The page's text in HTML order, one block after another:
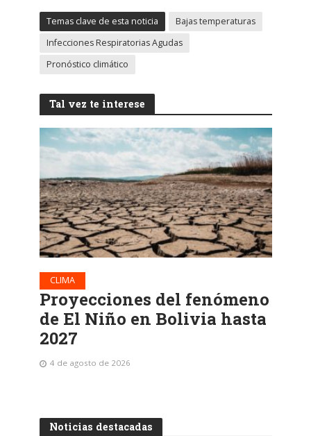
Temas clave de esta noticia
Bajas temperaturas
Infecciones Respiratorias Agudas
Pronóstico climático
Tal vez te interese
CLIMA
Proyecciones del fenómeno
de El Niño en Bolivia hasta
2027
4 de agosto de 2026
Noticias destacadas